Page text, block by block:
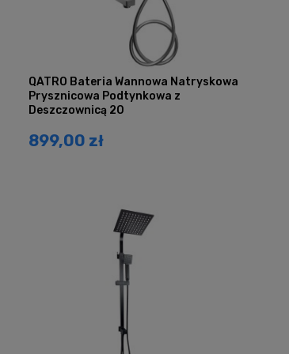
QATRO Bateria Wannowa Natryskowa
Prysznicowa Podtynkowa z
Deszczownicą 20
899,00 zł